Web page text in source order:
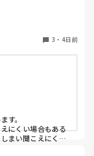
お話しする」とい
何とか理解しても
際に工夫している
きる良い方法など
3 ・ 4日前
す。
にくい場合もある
まい聞こえにくい